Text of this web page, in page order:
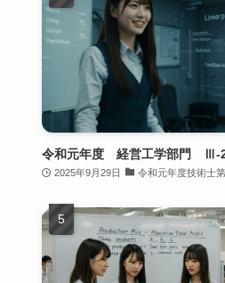
令和元年度 経営工学部門 Ⅲ-
2025年9月29日 令和元年度技術士